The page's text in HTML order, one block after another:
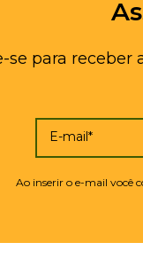
se para receber
E-mail*
Ao inserir o e-mail você